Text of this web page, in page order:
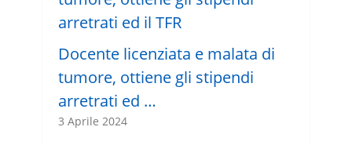
Docente licenziata e malata di
tumore, ottiene gli stipendi
arretrati ed …
3 Aprile 2024